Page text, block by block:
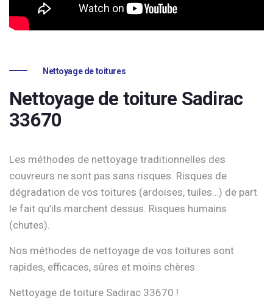
Nettoyage de toitures
Nettoyage de toiture Sadirac
33670
Les méthodes de nettoyage traditionnelles des
couvreurs ne sont pas sans risques. Risques de
dégradation de vos toitures (ardoises, tuiles…) de part
le fait qu’ils marchent dessus. Risques humains
(chutes).
Nos méthodes de nettoyage de vos toitures sont
rapides, efficaces, sûres et moins chères.
Nettoyage de toiture Sadirac 33670 !